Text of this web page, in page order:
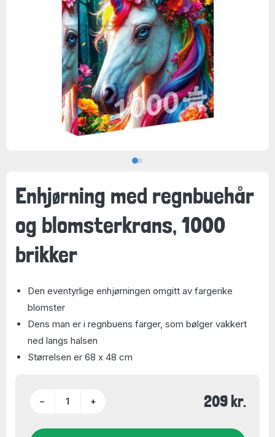
Enhjørning med regnbuehår
og blomsterkrans, 1000
brikker
Den eventyrlige enhjørningen omgitt av fargerike
blomster
Dens man er i regnbuens farger, som bølger vakkert
ned langs halsen
Størrelsen er 68 x 48 cm
− + 209 kr.